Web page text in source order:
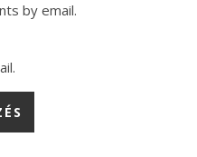
by email.